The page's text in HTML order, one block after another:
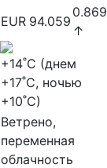
EUR 94.059
0.869
↑
+14˚C (днем
+17˚C, ночью
+10˚C)
Ветрено,
переменная
облачность